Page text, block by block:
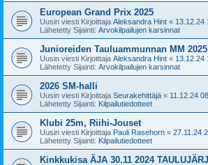
European Grand Prix 2025
Uusin viesti Kirjoittaja Aleksandra Hint « 13.12.24
Lähetetty Sijainti: Arvokilpailujen karsinnat
Junioreiden Tauluammunnan MM
Uusin viesti Kirjoittaja Aleksandra Hint « 13.12.24
Lähetetty Sijainti: Arvokilpailujen karsinnat
2026 SM-halli
Uusin viesti Kirjoittaja Seurakehittäjä « 11.12.24
Lähetetty Sijainti: Kilpailutiedotteet
Klubi 25m, Riihi-Jouset
Uusin viesti Kirjoittaja Pauli Rasehorn « 27.11.24
Lähetetty Sijainti: Kilpailutiedotteet
Kinkkukisa ÄJA 30.11 2024